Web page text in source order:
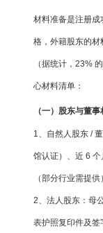
材料准备是注册
格，外籍股东的材
（据统计，23%
心材料清单：
（一）股东与董
1、自然人股东 /
馆认证）、近 6
（部分行业需提供
2、法人股东：母
表护照复印件及签